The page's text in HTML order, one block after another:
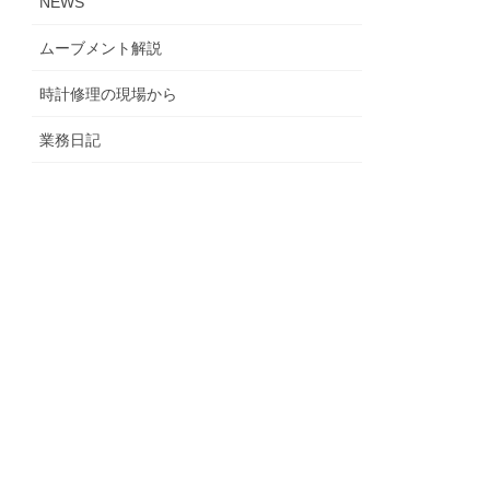
ムーブメント解説
時計修理の現場から
業務日記